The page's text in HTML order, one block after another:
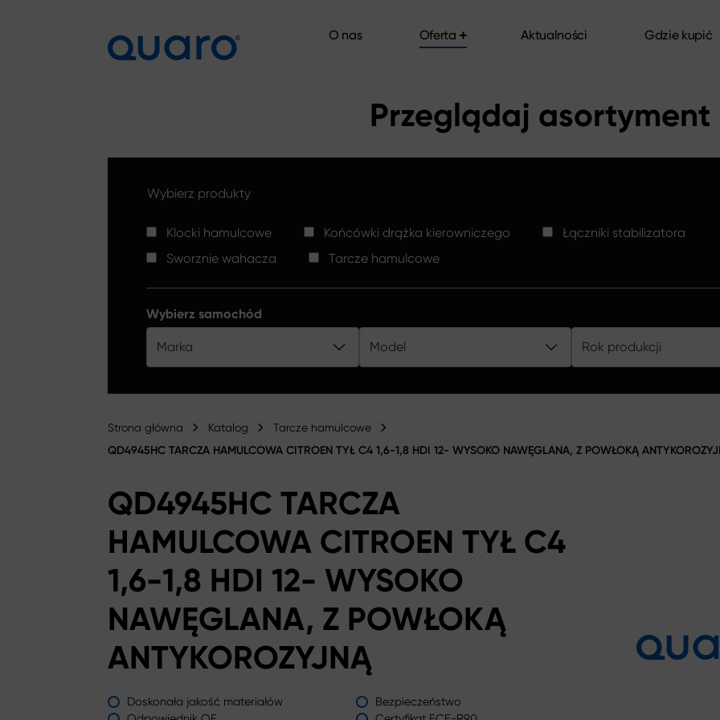
O nas
Oferta
Aktualności
Gdzie kupić
Przeglądaj asortyment
Wybierz produkty
Klocki hamulcowe Końcówki drążka kierowniczego
Łączniki stabilizatora
Sworznie wahacza
Tarcze hamulcowe
Wybierz samochód
Marka Model Rok produkcji
Strona główna Katalog Tarcze hamulcowe
QD4945HC TARCZA HAMULCOWA CITROEN TYŁ C4 1,6-1,8 HDI 12- WYSOKO NAWĘGLANA, Z POWŁOKĄ
QD4945HC TARCZA
HAMULCOWA CITROEN TYŁ C4
1,6-1,8 HDI 12- WYSOKO
NAWĘGLANA, Z POWŁOKĄ
ANTYKOROZYJNĄ
Doskonała jakość materiałów
Bezpieczeństwo